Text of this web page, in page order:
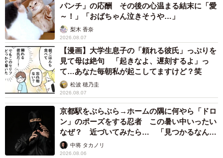
パンチ」の応酬 その後の心温まる結末に「愛
～！」「おばちゃん泣きそうや…」
梨木 香奈
2026.08.07
【漫画】大学生息子の「頼れる彼氏」っぷりを
見て母は絶句 「起きなよ、遅刻するよ」っ
て…あなた毎朝私が起こしてますけど？笑
松波 穂乃圭
2026.08.07
京都駅をぶらぶら→ホームの隅に何やら「ドロ
ン」のポーズをする忍者 この暑い中いったい
なぜ？ 近づいてみたら… 「見つかるなんて
未熟」中将 タカノリ
2026.08.06